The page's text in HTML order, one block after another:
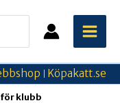
Köpakatt.se
klubb